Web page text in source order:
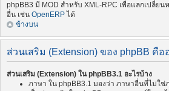
phpBB3 มี MOD สำหรับ XML-RPC เพื่อแลกเปลี่ย
อื่น เช่น OpenERP ได้
ข้างบน
ส่วนเสริม (Extension) ของ phpBB คือ
ส่วนเสริม (Extension) ใน phpBB3.1 อะไรบ้าง
ภาษา ใน phpBB3.1 มองว่า ภาษาอื่นที่ไม่ใช่